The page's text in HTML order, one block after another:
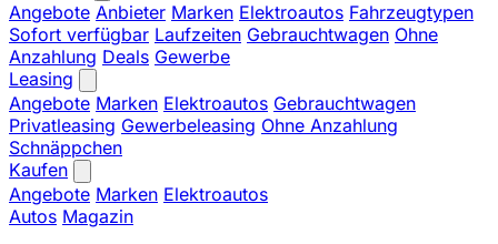
Angebote Anbieter Marken Elektroautos Fahrzeugtypen
Sofort verfügbar Laufzeiten Gebrauchtwagen Ohne
Anzahlung Deals Gewerbe
Leasing
Angebote Marken Elektroautos Gebrauchtwagen
Privatleasing Gewerbeleasing Ohne Anzahlung
Schnäppchen
Kaufen
Angebote Marken Elektroautos
Autos Magazin